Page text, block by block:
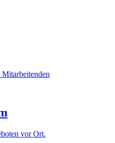
Mitarbeitenden
vor Ort.